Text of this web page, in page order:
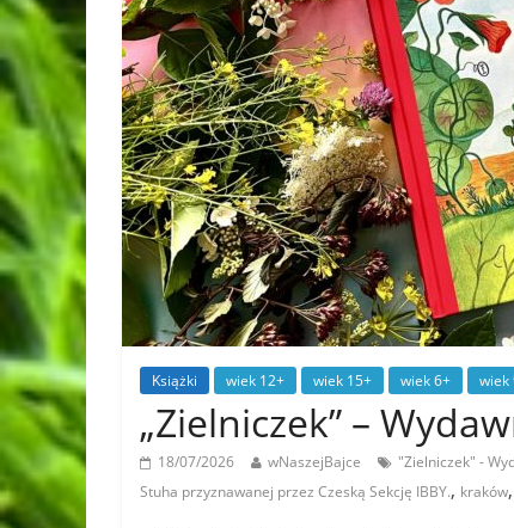
Książki wiek 12+ wiek 15+ wiek 6+ wiek
„Zielniczek” –
18/07/2026 wNaszejBajce "Zielniczek" -
Stuha przyznawanej przez Czeską Sekcję IBBY., kraków,